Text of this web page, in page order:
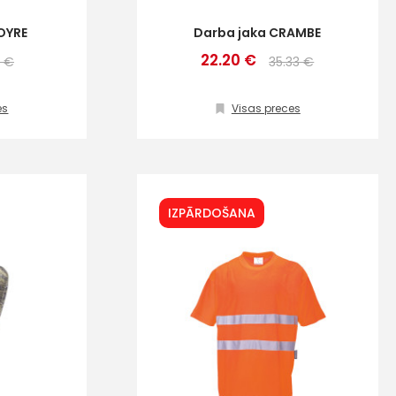
€
Darba jaka CRAMBE
22.20 € 35.33 €
Visas preces
IZPĀRDOŠANA
veikala
un īpašos piedāvājumus e-